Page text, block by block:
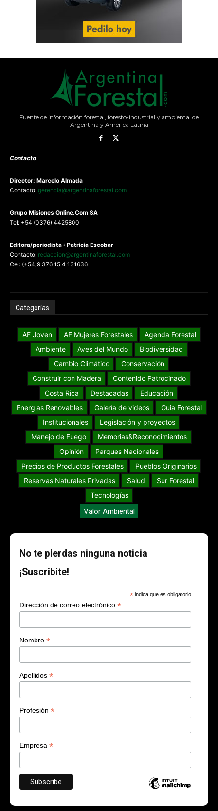
Fuente de información forestal, foresto-industrial y ambiental de
Argentina y América Latina
Contacto
Director: Marcelo Almada
Contacto: gerencia@argentinaforestal.com
Grupo Misiones Online.Com SA
Tel: +54 (0376) 4425800
Editora/periodista : Patricia Escobar
Contacto: redaccion@argentinaforestal.com
Cel: (+54)9 376 15 4 131636
Categorías
AF Joven AF Mujeres Forestales
Agenda Forestal
Ambiente
Aves del Mundo
Biodiversidad
Cambio Climático
Conservación
Construir con Madera
Contenido Patrocinado
Costa Rica
Destacadas
Educación
Energías Renovables
Galería de videos
Guia Forestal
Institucionales
Legislación y proyectos
Manejo de Fuego
Memorias&Reconocimientos
Opinión
Parques Nacionales
Precios de Productos Forestales
Pueblos Originarios
Reservas Naturales Privadas
Salud
Sur Forestal
Tecnologías
Valor Ambiental
No te pierdas ninguna noticia
¡Suscribite!
* indica que es obligatorio
Dirección de correo electrónico *
Nombre *
Apellidos *
Profesión *
Empresa *